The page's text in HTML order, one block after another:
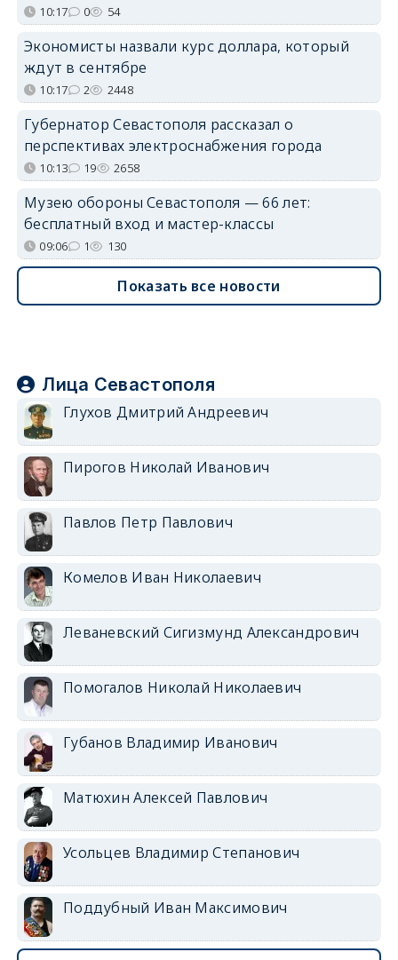
10:17 0 54
Экономисты назвали курс доллара, который
ждут в сентябре
10:17 2 2448
Губернатор Севастополя рассказал о
перспективах электроснабжения города
10:13 19 2658
Музею обороны Севастополя — 66 лет:
бесплатный вход и мастер-классы
09:06 1 130
Показать все новости
Лица Севастополя
Глухов Дмитрий Андреевич
Пирогов Николай Иванович
Павлов Петр Павлович
Комелов Иван Николаевич
Леваневский Сигизмунд Александрович
Помогалов Николай Николаевич
Губанов Владимир Иванович
Матюхин Алексей Павлович
Усольцев Владимир Степанович
Поддубный Иван Максимович